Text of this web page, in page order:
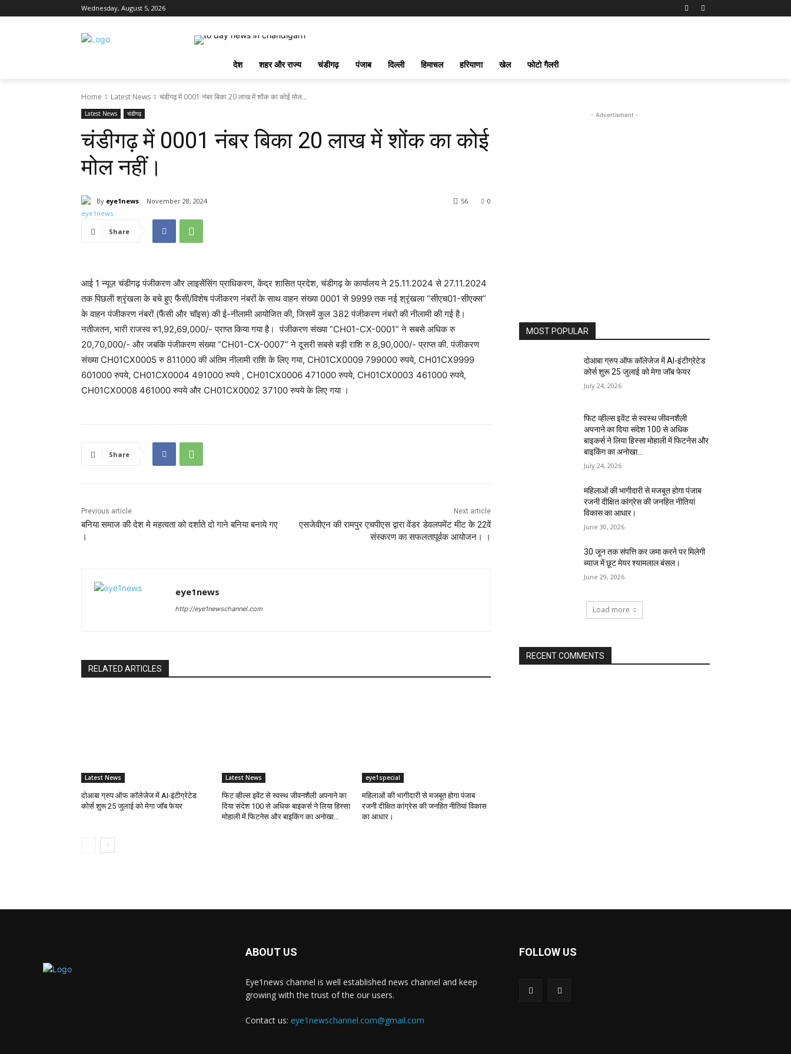
Wednesday, August 5, 2026
देश शहर और राज्य चंडीगढ़ पंजाब दिल्ली हिमाचल हरियाणा खेल फोटो गैलरी
Home Latest News चंडीगढ़ में 0001 नंबर बिका 20 लाख में शोंक का कोई मोल...
Latest News चंडीगढ़
चंडीगढ़ में 0001 नंबर बिका 20 लाख में शोंक का कोई
मोल नहीं।
By eye1news November 28, 2024 0
56
Share
आई 1 न्यूज़ चंडीगढ़ पंजीकरण और लाइसेंसिंग प्राधिकरण, केंद्र शासित प्रदेश, चंडीगढ़ के कार्यालय ने 25.11.2024 से 27.11.2024
तक पिछली श्रृंखला के बचे हुए फैंसी/विशेष पंजीकरण नंबरों के साथ वाहन संख्या 0001 से 9999 तक नई श्रृंखला “सीएच01-सीएक्स”
के वाहन पंजीकरण नंबरों (फैंसी और चॉइस) की ई-नीलामी आयोजित की, जिसमें कुल 382 पंजीकरण नंबरों की नीलामी की गई है।
नतीजतन, भारी राजस्व रु1,92,69,000/- प्राप्त किया गया है। पंजीकरण संख्या “CH01-CX-0001” ने सबसे अधिक रु
20,70,000/- और जबकि पंजीकरण संख्या “CH01-CX-0007” ने दूसरी सबसे बड़ी राशि रु 8,90,000/- प्राप्त की. पंजीकरण
संख्या CH01CX0005 रु 811000 की अंतिम नीलामी राशि के लिए गया, CH01CX0009 799000 रुपये, CH01CX9999
601000 रुपये, CH01CX0004 491000 रुपये , CH01CX0006 471000 रुपये, CH01CX0003 461000 रुपये,
CH01CX0008 461000 रुपये और CH01CX0002 37100 रुपये के लिए गया ।
Share
Previous article
बनिया समाज की देश मे महत्वता को दर्शाते दो गाने बनिया बनाये गए
।
Next article
एसजेवीएन की रामपुर एचपीएस द्वारा वेंडर डेवलपमेंट मीट के 22वें
संस्करण का सफलतापूर्वक आयोजन। ।
eye1news
http://eye1newschannel.com
RELATED ARTICLES
Latest News
दोआबा ग्रुप ऑफ कॉलेजेज में AI-इंटीग्रेटेड
कोर्स शुरू 25 जुलाई को मेगा जॉब फेयर
Latest News
फिट व्हील्स इवेंट से स्वस्थ जीवनशैली अपनाने का
दिया संदेश 100 से अधिक बाइकर्स ने लिया हिस्सा
मोहाली में फिटनेस और बाइकिंग का अनोखा...
eye1special
महिलाओं की भागीदारी से मजबूत होगा पंजाब
रजनी दीक्षित कांग्रेस की जनहित नीतियां विकास
का आधार।
- Advertisment -
MOST POPULAR
दोआबा ग्रुप ऑफ कॉलेजेज में AI-इंटीग्रेटेड
कोर्स शुरू 25 जुलाई को मेगा जॉब फेयर
July 24, 2026
फिट व्हील्स इवेंट से स्वस्थ जीवनशैली
अपनाने का दिया संदेश 100 से अधिक
बाइकर्स ने लिया हिस्सा मोहाली में फिटनेस और
बाइकिंग का अनोखा...
July 24, 2026
महिलाओं की भागीदारी से मजबूत होगा पंजाब
रजनी दीक्षित कांग्रेस की जनहित नीतियां
विकास का आधार।
June 30, 2026
30 जून तक संपत्ति कर जमा करने पर मिलेगी
ब्याज में छूट मेयर श्यामलाल बंसल।
June 29, 2026
Load more
RECENT COMMENTS
ABOUT US
Eye1news channel is well established news channel and keep
growing with the trust of the our users.
Contact us: eye1newschannel.com@gmail.com
FOLLOW US